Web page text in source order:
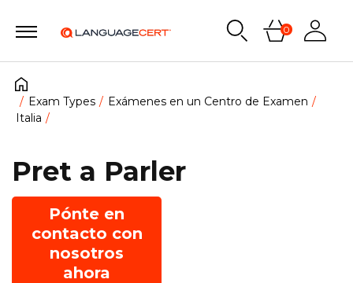
0
Exam Types
Exámenes en un Centro de Examen
Italia
Pret a Parler
Pónte en
contacto con
nosotros
ahora